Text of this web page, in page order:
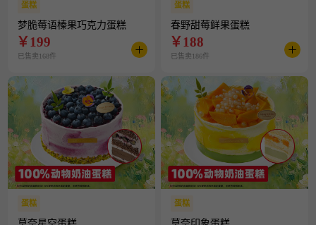
蛋糕
梦脆莓语榛果巧克力蛋糕
￥199
已售卖168件
蛋糕
春野甜莓鲜果蛋糕
￥188
已售卖186件
蛋糕 蛋糕